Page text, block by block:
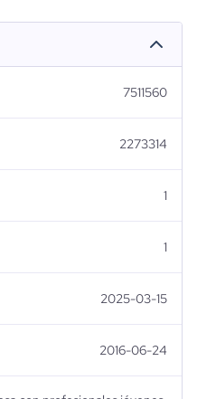
7511560
2273314
1
1
2025-03-15
2016-06-24